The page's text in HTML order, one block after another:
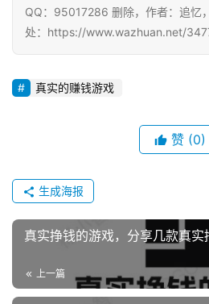
QQ：95017286 删除，作者：追忆
处：https://www.wazhuan.net/
真实的赚钱游戏
赞 (0)
生成海报
真实挣钱的游戏，分享几款真
上一篇